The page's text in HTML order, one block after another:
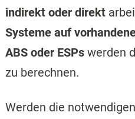
indirekt oder direkt
Systeme auf
ABS oder ESPs werden
zu berechnen.
Werden die notwendigen